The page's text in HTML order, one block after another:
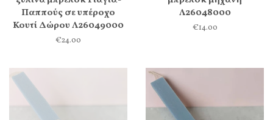
Παππούς σε υπέροχο
Κουτί Δώρου Λ26049000
€24.00
Λ26048000
€14.00